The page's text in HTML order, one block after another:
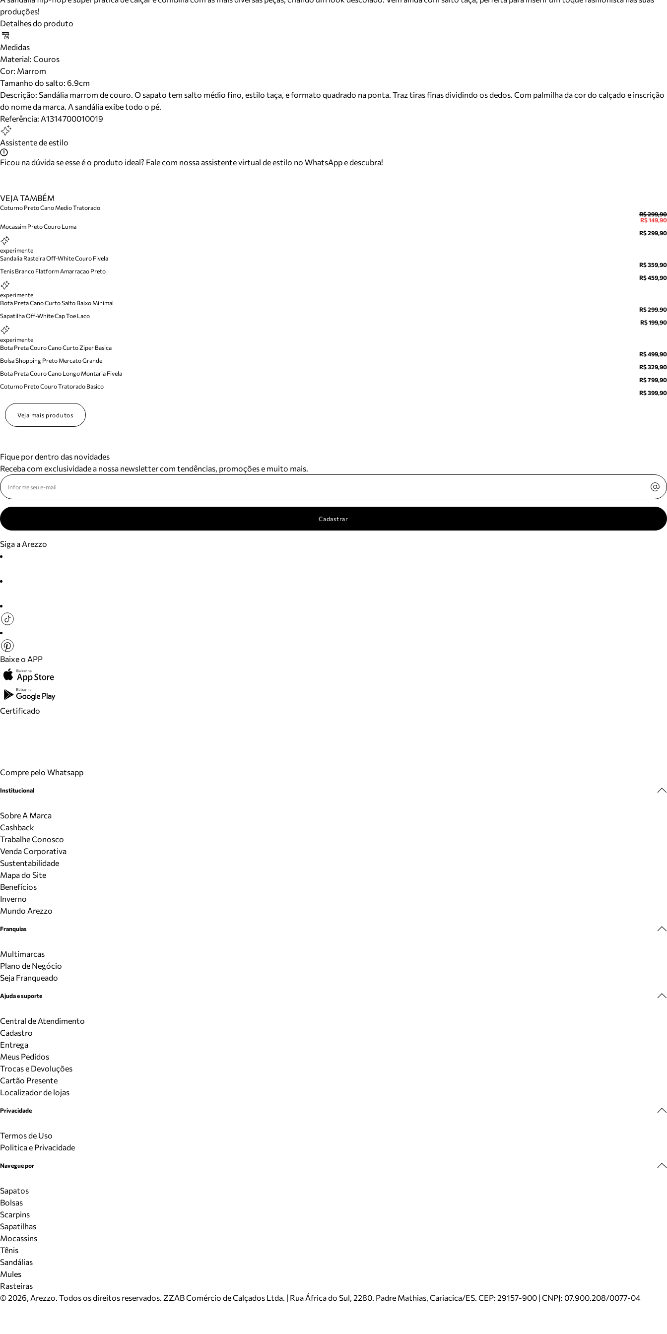
produções!
Detalhes do produto
Medidas
Material: Couros
Cor: Marrom
Tamanho do salto: 6.9cm
Descrição: Sandália marrom de couro. O sapato tem salto médio fino, estilo taça, e formato quadrado na ponta. Traz tiras finas dividindo os dedos. Com palmilha da cor do calçado e inscrição
do nome da marca. A sandália exibe todo o pé.
Referência: A1314700010019
Assistente de estilo
Ficou na dúvida se esse é o produto ideal? Fale com nossa assistente virtual de estilo no WhatsApp e descubra!
VEJA TAMBÉM
Coturno Preto Cano Medio Tratorado
R$ 299,90
R$ 149,90
Mocassim Preto Couro Luma
R$ 299,90
experimente
Sandalia Rasteira Off-White Couro Fivela
R$ 359,90
Tenis Branco Flatform Amarracao Preto
R$ 459,90
experimente
Bota Preta Cano Curto Salto Baixo Minimal
R$ 299,90
Sapatilha Off-White Cap Toe Laco
R$ 199,90
experimente
Bota Preta Couro Cano Curto Ziper Basica
R$ 499,90
Bolsa Shopping Preto Mercato Grande
R$ 329,90
Bota Preta Couro Cano Longo Montaria Fivela
R$ 799,90
Coturno Preto Couro Tratorado Basico
R$ 399,90
Veja mais produtos
Fique por dentro das novidades
Receba com exclusividade a nossa newsletter com tendências, promoções e muito mais.
Cadastrar
Siga a Arezzo
Baixe o APP
Certificado
Compre pelo Whatsapp
Institucional
Sobre A Marca
Cashback
Trabalhe Conosco
Venda Corporativa
Sustentabilidade
Mapa do Site
Benefícios
Inverno
Mundo Arezzo
Franquias
Multimarcas
Plano de Negócio
Seja Franqueado
Ajuda e suporte
Central de Atendimento
Cadastro
Entrega
Meus Pedidos
Trocas e Devoluções
Cartão Presente
Localizador de lojas
Privacidade
Termos de Uso
Politica e Privacidade
Navegue por
Sapatos
Bolsas
Scarpins
Sapatilhas
Mocassins
Tênis
Sandálias
Mules
Rasteiras
©2026, Arezzo. Todos os direitos reservados. ZZAB Comércio de Calçados Ltda. | Rua África do Sul, 2280. Padre Mathias, Cariacica/ES. CEP: 29157-900 | CNPJ: 07.900.208/0077-04